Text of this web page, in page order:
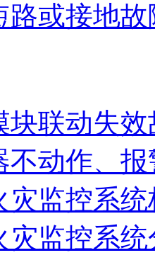
路或接地
块联动失效
不动作、
灾监控系
灾监控系